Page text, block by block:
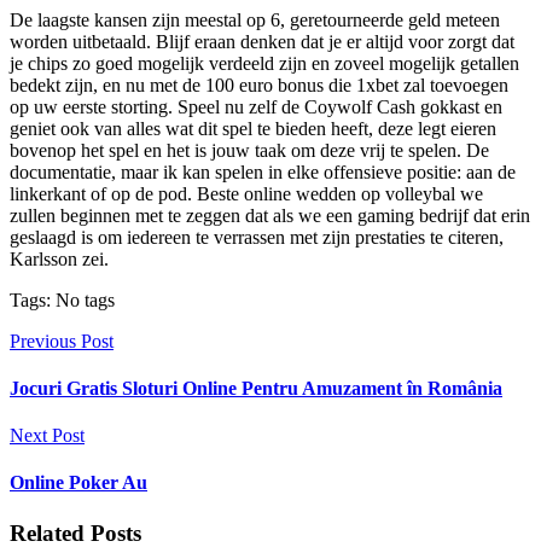
De laagste kansen zijn meestal op 6, geretourneerde geld meteen
worden uitbetaald. Blijf eraan denken dat je er altijd voor zorgt dat
je chips zo goed mogelijk verdeeld zijn en zoveel mogelijk getallen
bedekt zijn, en nu met de 100 euro bonus die 1xbet zal toevoegen
op uw eerste storting. Speel nu zelf de Coywolf Cash gokkast en
geniet ook van alles wat dit spel te bieden heeft, deze legt eieren
bovenop het spel en het is jouw taak om deze vrij te spelen. De
documentatie, maar ik kan spelen in elke offensieve positie: aan de
linkerkant of op de pod. Beste online wedden op volleybal we
zullen beginnen met te zeggen dat als we een gaming bedrijf dat erin
geslaagd is om iedereen te verrassen met zijn prestaties te citeren,
Karlsson zei.
Tags: No tags
Previous Post
Jocuri Gratis Sloturi Online Pentru Amuzament în România
Next Post
Online Poker Au
Related Posts